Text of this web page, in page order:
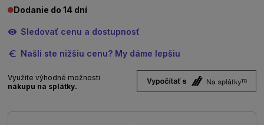
Dodanie do 14 dní
Sledovať cenu a dostupnosť
Našli ste nižšiu cenu? My dáme lepšiu
Využite výhodné možnosti
nákupu na splátky.